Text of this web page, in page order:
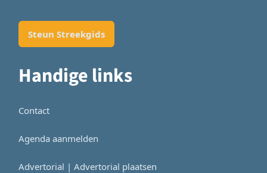
Steun Streekgids
Handige links
Contact
Agenda aanmelden
Advertorial | Advertorial plaatsen